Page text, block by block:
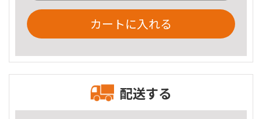
カートに入れる
配送する